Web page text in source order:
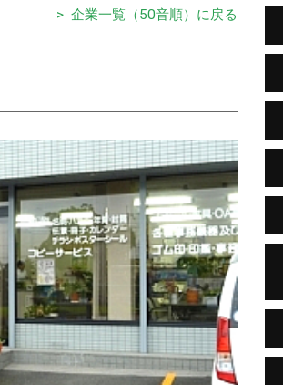
> 企業一覧（50音順）に戻る